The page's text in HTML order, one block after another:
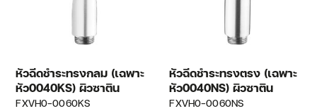
หัวฉีดชำระทรงกลม (เฉพาะ
หัว0040KS) ผิวซาติน
FXVH0-0060KS
หัวฉีดชำระทรงตรง (เฉพาะ
หัว0040NS) ผิวซาติน
FXVH0-0060NS